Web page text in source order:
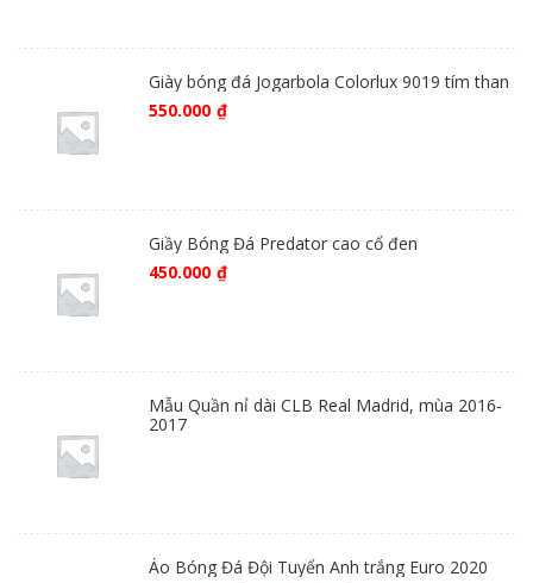
Giày bóng đá Jogarbola Colorlux 9019 tím than
550.000 ₫
Giầy Bóng Đá Predator cao cổ đen
450.000 ₫
Mẫu Quần nỉ dài CLB Real Madrid, mùa 2016-
2017
Áo Bóng Đá Đội Tuyển Anh trắng Euro 2020